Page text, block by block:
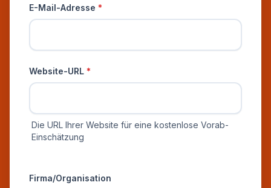
E-Mail-Adresse *
Website-URL *
Die URL Ihrer Website für eine kostenlose Vorab-
Einschätzung
Firma/Organisation